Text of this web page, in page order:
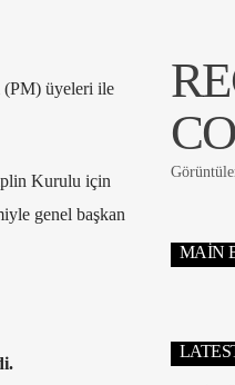
(PM) üyeleri ile
Kurulu için
genel başkan
MAIN